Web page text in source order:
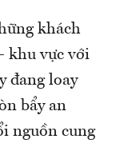
khách
khu vực với
đang loay
bẩy an
nguồn cung